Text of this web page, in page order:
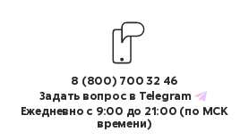
8 (800) 700 32 46
Задать вопрос в Telegram
Ежедневно с 9:00 до 21:00 (по МСК
времени)